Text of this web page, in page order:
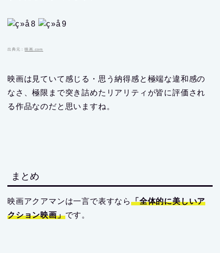
出典元：映画.com
映画は見ていて感じる・思う納得感と極端な違和感の
なさ、極限まで突き詰めたリアリティが皆に評価され
る作品なのだと思いますね。
まとめ
映画アクアマンは一言で表すなら「全体的に美しいア
クション映画」です。